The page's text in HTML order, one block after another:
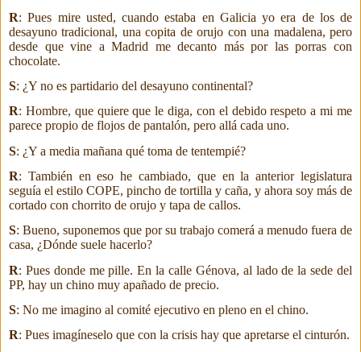
R: Pues mire usted, cuando estaba en Galicia yo era de los de
desayuno tradicional, una copita de orujo con una madalena, pero
desde que vine a Madrid me decanto más por las porras con
chocolate.
S: ¿Y no es partidario del desayuno continental?
R: Hombre, que quiere que le diga, con el debido respeto a mi me
parece propio de flojos de pantalón, pero allá cada uno.
S: ¿Y a media mañana qué toma de tentempié?
R: También en eso he cambiado, que en la anterior legislatura
seguía el estilo COPE, pincho de tortilla y caña, y ahora soy más de
cortado con chorrito de orujo y tapa de callos.
S: Bueno, suponemos que por su trabajo comerá a menudo fuera de
casa, ¿Dónde suele hacerlo?
R: Pues donde me pille. En la calle Génova, al lado de la sede del
PP, hay un chino muy apañado de precio.
S: No me imagino al comité ejecutivo en pleno en el chino.
R: Pues imagíneselo que con la crisis hay que apretarse el cinturón.